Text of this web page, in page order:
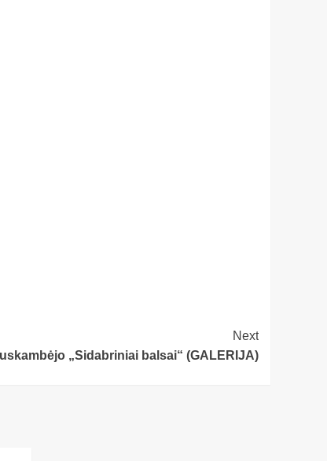
Next
„Sidabriniai balsai“ (GALERIJA)